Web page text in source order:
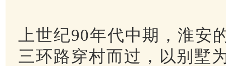
上世纪90年代中期，淮
三环路穿村而过，以别墅